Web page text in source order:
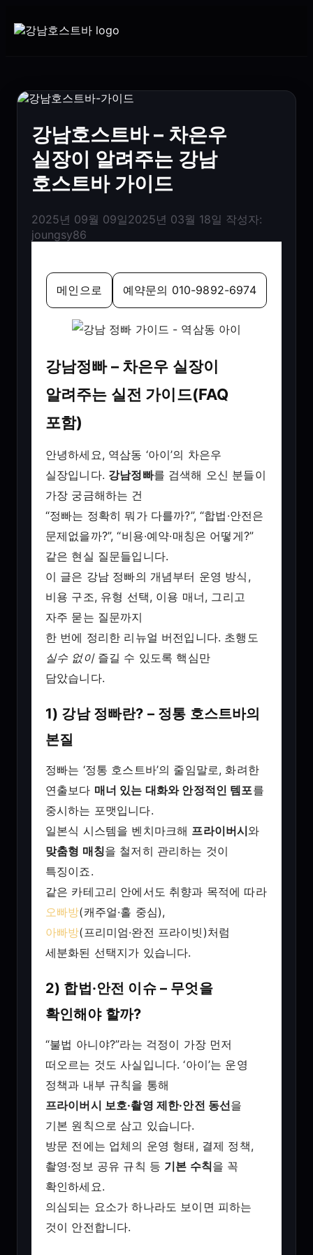
강남호스트바 – 차은우
실장이 알려주는 강남
호스트바 가이드
2025년 09월 09일2025년 03월 18일 작성자:
joungsy86
메인으로 예약문의 010-9892-6974
강남정빠 – 차은우 실장이
알려주는 실전 가이드(FAQ
포함)
안녕하세요, 역삼동 ‘아이’의 차은우
실장입니다. 강남정빠를 검색해 오신 분들이
가장 궁금해하는 건
“정빠는 정확히 뭐가 다를까?”, “합법·안전은
문제없을까?”, “비용·예약·매칭은 어떻게?”
같은 현실 질문들입니다.
이 글은 강남 정빠의 개념부터 운영 방식,
비용 구조, 유형 선택, 이용 매너, 그리고
자주 묻는 질문까지
한 번에 정리한 리뉴얼 버전입니다. 초행도
실수 없이즐길 수 있도록 핵심만
담았습니다.
1) 강남 정빠란? – 정통 호스트바의
본질
정빠는 ‘정통 호스트바’의 줄임말로, 화려한
연출보다 매너 있는 대화와 안정적인 템포를
중시하는 포맷입니다.
일본식 시스템을 벤치마크해 프라이버시와
맞춤형 매칭을 철저히 관리하는 것이
특징이죠.
같은 카테고리 안에서도 취향과 목적에 따라
오빠방(캐주얼·홀 중심),
아빠방(프리미엄·완전 프라이빗)처럼
세분화된 선택지가 있습니다.
2) 합법·안전 이슈 – 무엇을
확인해야 할까?
“불법 아니야?”라는 걱정이 가장 먼저
떠오르는 것도 사실입니다. ‘아이’는 운영
정책과 내부 규칙을 통해
프라이버시 보호·촬영 제한·안전 동선을
기본 원칙으로 삼고 있습니다.
방문 전에는 업체의 운영 형태, 결제 정책,
촬영·정보 공유 규칙 등 기본 수칙을 꼭
확인하세요.
의심되는 요소가 하나라도 보이면 피하는
것이 안전합니다.